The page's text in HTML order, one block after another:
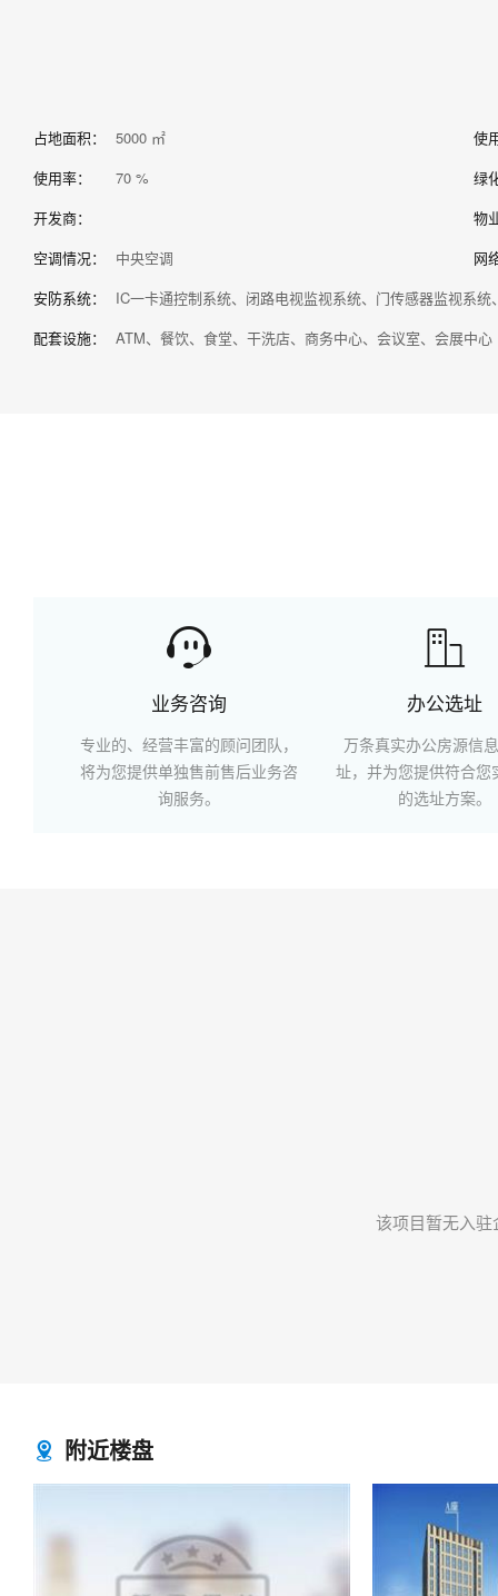
占地面积： 5000 ㎡
使
使用率：
70 %
绿
开发商：
物
空调情况：
中央空调
网
安防系统：
IC一卡通控制系统、闭路电视监视系统、门传感器监视系
配套设施：
ATM、餐饮、食堂、干洗店、商务中心、会议室、会展中心

业务咨询
专业的、经营丰富的顾问团队，
将为您提供单独售前售后业务咨
询服务。

办公选址
万条真实办公房源信
址，并为您提供符合您
的选址方案。
该项目暂无入
 附近楼盘